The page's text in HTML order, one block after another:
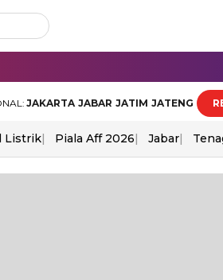
JAKARTA JABAR JATIM JATENG
Listrik Piala Aff 2026 Jabar